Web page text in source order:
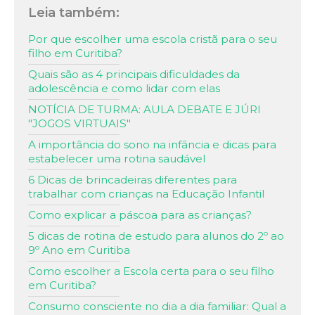
Leia também:
Por que escolher uma escola cristã para o seu
filho em Curitiba?
Quais são as 4 principais dificuldades da
adolescência e como lidar com elas
NOTÍCIA DE TURMA: AULA DEBATE E JÚRI
"JOGOS VIRTUAIS"
A importância do sono na infância e dicas para
estabelecer uma rotina saudável
6 Dicas de brincadeiras diferentes para
trabalhar com crianças na Educação Infantil
Como explicar a páscoa para as crianças?
5 dicas de rotina de estudo para alunos do 2º ao
9º Ano em Curitiba
Como escolher a Escola certa para o seu filho
em Curitiba?
Consumo consciente no dia a dia familiar: Qual a